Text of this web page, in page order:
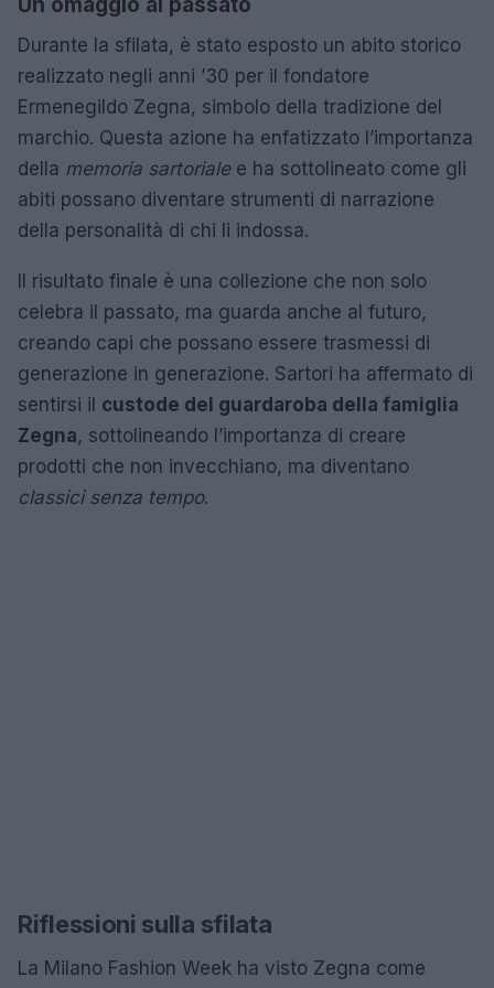
Durante la sfilata, è stato esposto un abito storico
realizzato negli anni ’30 per il fondatore
Ermenegildo Zegna, simbolo della tradizione del
marchio. Questa azione ha enfatizzato l’importanza
della memoria sartorialee ha sottolineato come gli
abiti possano diventare strumenti di narrazione
della personalità di chi li indossa.
Il risultato finale è una collezione che non solo
celebra il passato, ma guarda anche al futuro,
creando capi che possano essere trasmessi di
generazione in generazione. Sartori ha affermato di
sentirsi il custode del guardaroba della famiglia
Zegna, sottolineando l’importanza di creare
prodotti che non invecchiano, ma diventano
classici senza tempo.
Riflessioni sulla sfilata
La Milano Fashion Week ha visto Zegna come